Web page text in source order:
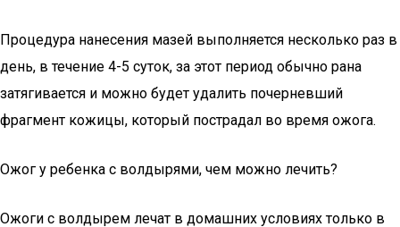
Процедура нанесения мазей выполняется несколько раз в
день, в течение 4-5 суток, за этот период обычно рана
затягивается и можно будет удалить почерневший
фрагмент кожицы, который пострадал во время ожога.
Ожог у ребенка с волдырями, чем можно лечить?
Ожоги с волдырем лечат в домашних условиях только в